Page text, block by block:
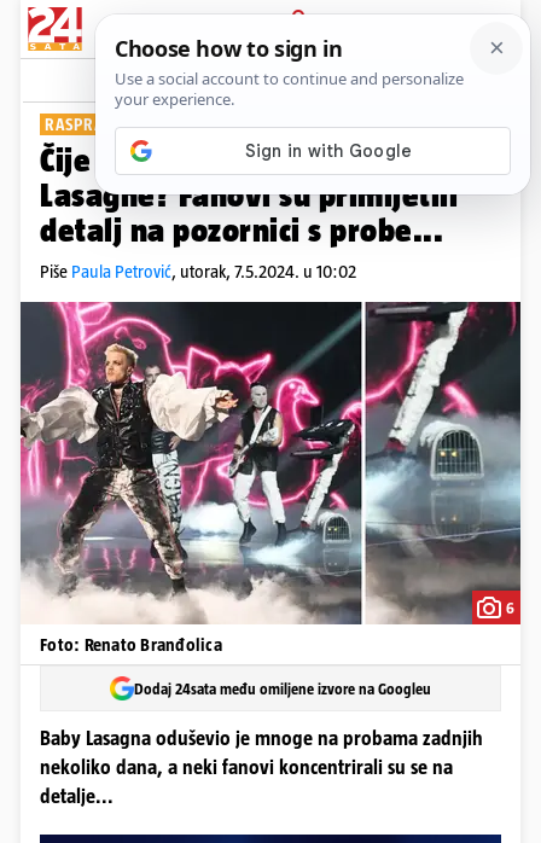
PRIJAVA
Show Komentari
RASPRAVLJA SE...
Čije to oči vrebaju iza leđa Baby
Lasagne? Fanovi su primijetili
detalj na pozornici s probe...
Piše Paula Petrović, utorak, 7.5.2024. u 10:02
6
Foto: Renato Branđolica
Dodaj 24sata među omiljene izvore na Googleu
Baby Lasagna oduševio je mnoge na probama zadnjih
nekoliko dana, a neki fanovi koncentrirali su se na
detalje...